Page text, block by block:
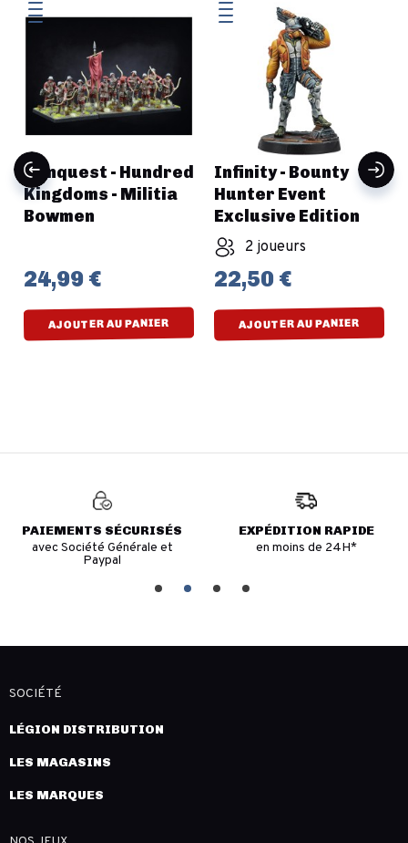
Conquest - Hundred
Kingdoms - Militia
Bowmen
24,99 €
AJOUTER AU PANIER
Infinity - Bounty
Hunter Event
Exclusive Edition
2 joueurs
22,50 €
AJOUTER AU PANIER
PAIEMENTS SÉCURISÉS
avec Société Générale et
Paypal
EXPÉDITION RAPIDE
en moins de 24H*
SOCIÉTÉ
LÉGION DISTRIBUTION
LES MAGASINS
LES MARQUES